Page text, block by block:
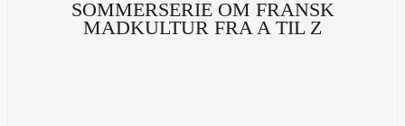
SOMMERSERIE OM FRANSK
MADKULTUR FRA A TIL Z